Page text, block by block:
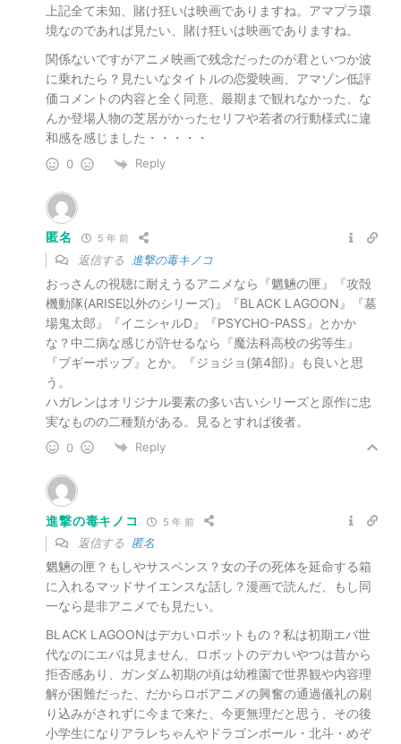
上記全て未知、賭け狂いは映画でありますね。アマプラ環
境なのであれば見たい、賭け狂いは映画でありますね。
関係ないですがアニメ映画で残念だったのが君といつか波
に乗れたら？見たいなタイトルの恋愛映画、アマゾン低評
価コメントの内容と全く同意、最期まで観れなかった、な
んか登場人物の芝居がかったセリフや若者の行動様式に違
和感を感じました・・・・・
0 Reply
匿名 5 年 前
返信する 進撃の毒キノコ
おっさんの視聴に耐えうるアニメなら『魍魎の匣』『攻殻
機動隊(ARISE以外のシリーズ)』『BLACK LAGOON』『墓
場鬼太郎』『イニシャルD』『PSYCHO-PASS』とかか
な？中二病な感じが許せるなら『魔法科高校の劣等生』
『ブギーポップ』とか。『ジョジョ(第4部)』も良いと思
う。
ハガレンはオリジナル要素の多い古いシリーズと原作に忠
実なものの二種類がある。見るとすれば後者。
0 Reply
進撃の毒キノコ 5 年 前
返信する 匿名
魍魎の匣？もしやサスペンス？女の子の死体を延命する箱
に入れるマッドサイエンスな話し？漫画で読んだ、もし同
一なら是非アニメでも見たい。
BLACK LAGOONはデカいロボットもの？私は初期エバ世
代なのにエバは見ません、ロボットのデカいやつは昔から
拒否感あり、ガンダム初期の頃は幼稚園で世界観や内容理
解が困難だった、だからロボアニメの興奮の通過儀礼の刷
り込みがされずに今まで来た、今更無理だと思う、その後
小学生になりアラレちゃんやドラゴンボール・北斗・めぞ